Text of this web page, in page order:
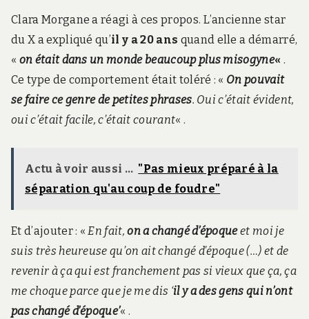
Clara Morgane a réagi à ces propos. L’ancienne star
du X a expliqué qu’il y a 20 ans quand elle a démarré,
« on était dans un monde beaucoup plus misogyne« .
Ce type de comportement était toléré : « On pouvait
se faire ce genre de petites phrases. Oui c’était évident,
oui c’était facile, c’était courant« .
Actu à voir aussi ... "Pas mieux préparé à la
séparation qu'au coup de foudre"
Et d’ajouter : «En fait,on a changé d’époqueet moi je
suis très heureuse qu’on ait changé d’époque (…) et de
revenir à ça qui est franchement pas si vieux que ça, ça
me choque parce que je me dis ‘il y a des gens qui n’ont
pas changé d’époque’« .